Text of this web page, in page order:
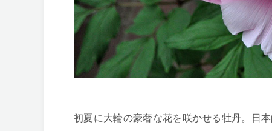
初夏に大輪の豪奢な花を咲かせる牡丹。日